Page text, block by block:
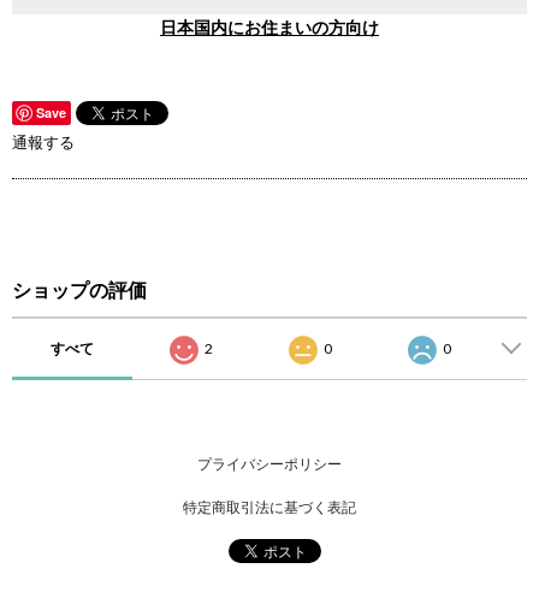
日本国内にお住まいの方向け
Save
通報する
ショップの評価
すべて 2 0 0
プライバシーポリシー
特定商取引法に基づく表記